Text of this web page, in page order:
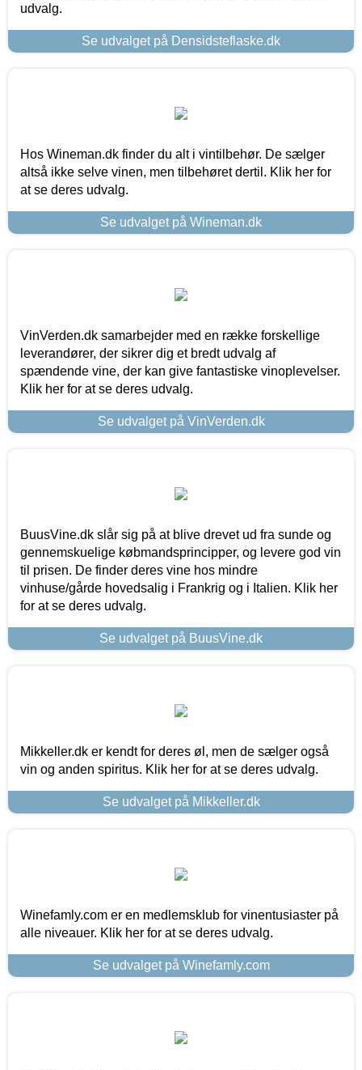
udvalg.
Se udvalget på Densidsteflaske.dk
Hos Wineman.dk finder du alt i vintilbehør. De sælger
altså ikke selve vinen, men tilbehøret dertil. Klik her for
at se deres udvalg.
Se udvalget på Wineman.dk
VinVerden.dk samarbejder med en række forskellige
leverandører, der sikrer dig et bredt udvalg af
spændende vine, der kan give fantastiske vinoplevelser.
Klik her for at se deres udvalg.
Se udvalget på VinVerden.dk
BuusVine.dk slår sig på at blive drevet ud fra sunde og
gennemskuelige købmandsprincipper, og levere god vin
til prisen. De finder deres vine hos mindre
vinhuse/gårde hovedsalig i Frankrig og i Italien. Klik her
for at se deres udvalg.
Se udvalget på BuusVine.dk
Mikkeller.dk er kendt for deres øl, men de sælger også
vin og anden spiritus. Klik her for at se deres udvalg.
Se udvalget på Mikkeller.dk
Winefamly.com er en medlemsklub for vinentusiaster på
alle niveauer. Klik her for at se deres udvalg.
Se udvalget på Winefamly.com